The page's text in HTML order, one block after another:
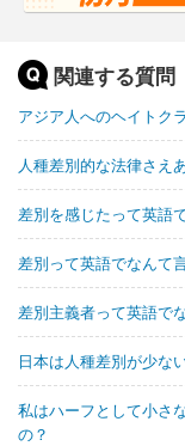
関連する質問
アジア人へのヘイトク
人種差別的な法律さえ
差別を感じたって英語
差別って英語でなんて
差別主義者って英語で
日本は人種差別が少な
私はハーフとして小さ
の？